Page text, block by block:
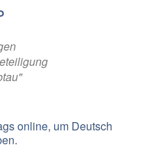
online, um Deutsch